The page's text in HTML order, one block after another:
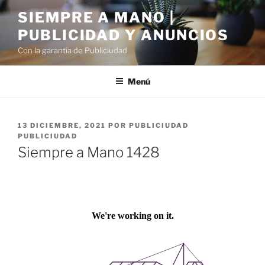
Saltar
contenido
SIEMPRE A MANO |
PUBLICIDAD Y ANUNCIOS
Con la garantía de Publiciudad
Menú
PUBLICADO
EL
13 DICIEMBRE, 2021 POR PUBLICIUDAD
PUBLICIUDAD
Siempre a Mano 1428